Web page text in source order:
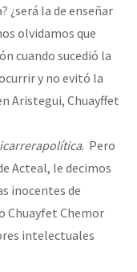
¿será la de enseñar
olvidamos que
cuando sucedió la
y no evitó la
Aristegui, Chuayffet
carrerapolítica. Pero
Acteal, le decimos
inocentes de
Chuayfet Chemor
intelectuales